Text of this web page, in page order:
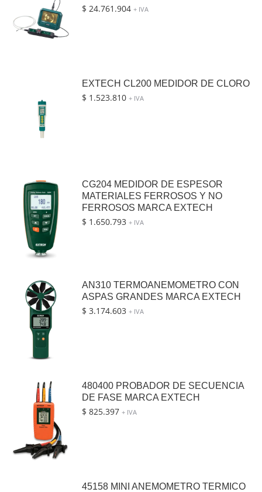
$ 24.761.904 + IVA
EXTECH CL200 MEDIDOR DE CLORO
$ 1.523.810 + IVA
CG204 MEDIDOR DE ESPESOR
MATERIALES FERROSOS Y NO
FERROSOS MARCA EXTECH
$ 1.650.793 + IVA
AN310 TERMOANEMOMETRO CON
ASPAS GRANDES MARCA EXTECH
$ 3.174.603 + IVA
480400 PROBADOR DE SECUENCIA
DE FASE MARCA EXTECH
$ 825.397 + IVA
45158 MINI ANEMOMETRO TERMICO